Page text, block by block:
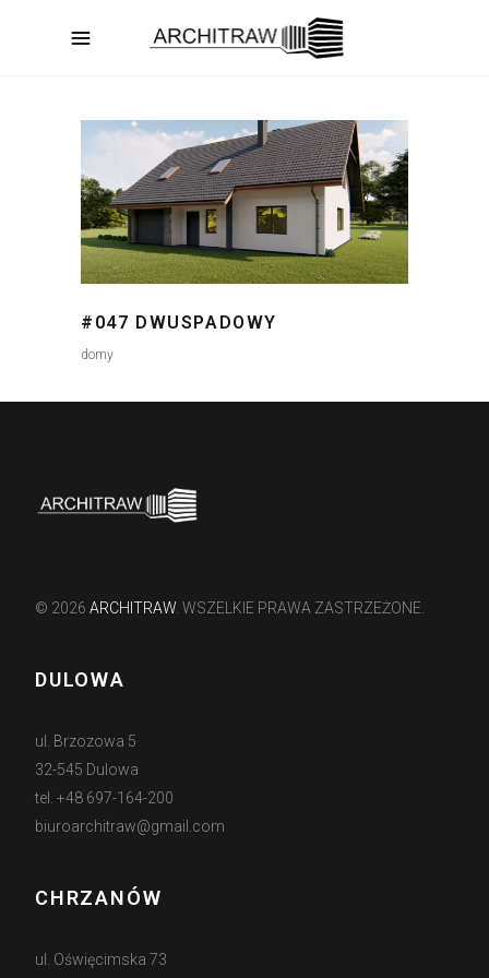
#047 DWUSPADOWY
domy
© 2026 ARCHITRAW . WSZELKIE PRAWA ZASTRZEŻONE.
DULOWA
ul. Brzozowa 5
32-545 Dulowa
tel. +48 697-164-200
biuroarchitraw@gmail.com
CHRZANÓW
ul. Oświęcimska 73